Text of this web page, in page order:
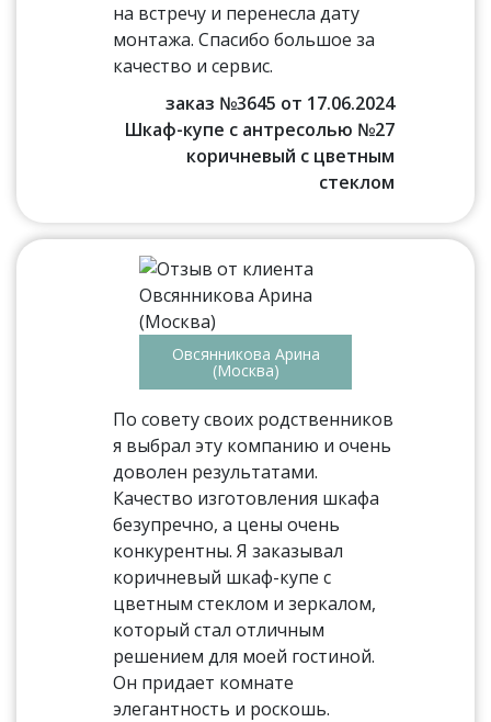
на встречу и перенесла дату
монтажа. Спасибо большое за
качество и сервис.
заказ №3645 от 17.06.2024
Шкаф-купе с антресолью №27
коричневый с цветным
стеклом
Овсянникова Арина
(Москва)
По совету своих родственников
я выбрал эту компанию и очень
доволен результатами.
Качество изготовления шкафа
безупречно, а цены очень
конкурентны. Я заказывал
коричневый шкаф-купе с
цветным стеклом и зеркалом,
который стал отличным
решением для моей гостиной.
Он придает комнате
элегантность и роскошь.